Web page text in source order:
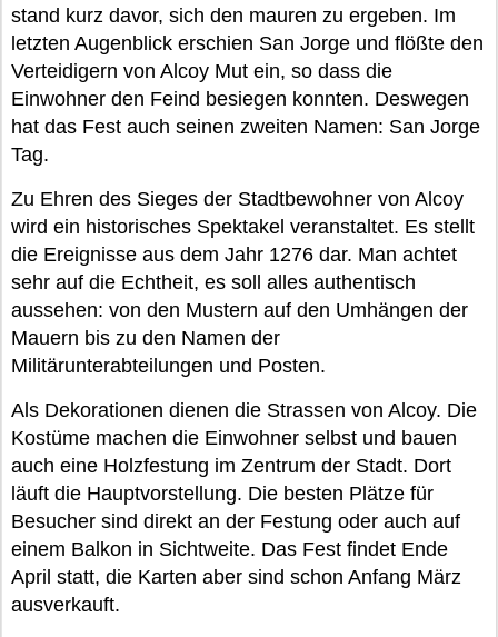
stand kurz davor, sich den mauren zu ergeben. Im
letzten Augenblick erschien San Jorge und flößte den
Verteidigern von Alcoy Mut ein, so dass die
Einwohner den Feind besiegen konnten. Deswegen
hat das Fest auch seinen zweiten Namen: San Jorge
Tag.
Zu Ehren des Sieges der Stadtbewohner von Alcoy
wird ein historisches Spektakel veranstaltet. Es stellt
die Ereignisse aus dem Jahr 1276 dar. Man achtet
sehr auf die Echtheit, es soll alles authentisch
aussehen: von den Mustern auf den Umhängen der
Mauern bis zu den Namen der
Militärunterabteilungen und Posten.
Als Dekorationen dienen die Strassen von Alcoy. Die
Kostüme machen die Einwohner selbst und bauen
auch eine Holzfestung im Zentrum der Stadt. Dort
läuft die Hauptvorstellung. Die besten Plätze für
Besucher sind direkt an der Festung oder auch auf
einem Balkon in Sichtweite. Das Fest findet Ende
April statt, die Karten aber sind schon Anfang März
ausverkauft.